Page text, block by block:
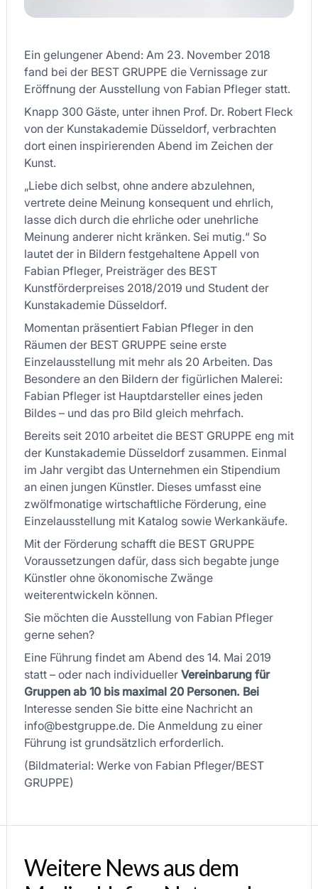
Ein gelungener Abend: Am 23. November 2018
fand bei der BEST GRUPPE die Vernissage zur
Eröffnung der Ausstellung von Fabian Pfleger statt.
Knapp 300 Gäste, unter ihnen Prof. Dr. Robert Fleck
von der Kunstakademie Düsseldorf, verbrachten
dort einen inspirierenden Abend im Zeichen der
Kunst.
„Liebe dich selbst, ohne andere abzulehnen,
vertrete deine Meinung konsequent und ehrlich,
lasse dich durch die ehrliche oder unehrliche
Meinung anderer nicht kränken. Sei mutig.“ So
lautet der in Bildern festgehaltene Appell von
Fabian Pfleger, Preisträger des BEST
Kunstförderpreises 2018/2019 und Student der
Kunstakademie Düsseldorf.
Momentan präsentiert Fabian Pfleger in den
Räumen der BEST GRUPPE seine erste
Einzelausstellung mit mehr als 20 Arbeiten. Das
Besondere an den Bildern der figürlichen Malerei:
Fabian Pfleger ist Hauptdarsteller eines jeden
Bildes – und das pro Bild gleich mehrfach.
Bereits seit 2010 arbeitet die BEST GRUPPE eng mit
der Kunstakademie Düsseldorf zusammen. Einmal
im Jahr vergibt das Unternehmen ein Stipendium
an einen jungen Künstler. Dieses umfasst eine
zwölfmonatige wirtschaftliche Förderung, eine
Einzelausstellung mit Katalog sowie Werkankäufe.
Mit der Förderung schafft die BEST GRUPPE
Voraussetzungen dafür, dass sich begabte junge
Künstler ohne ökonomische Zwänge
weiterentwickeln können.
Sie möchten die Ausstellung von Fabian Pfleger
gerne sehen?
Eine Führung findet am Abend des 14. Mai 2019
statt – oder nach individueller Vereinbarung für
Gruppen ab 10 bis maximal 20 Personen. Bei
Interesse senden Sie bitte eine Nachricht an
info@bestgruppe.de. Die Anmeldung zu einer
Führung ist grundsätzlich erforderlich.
(Bildmaterial: Werke von Fabian Pfleger/BEST
GRUPPE)
Weitere News aus dem